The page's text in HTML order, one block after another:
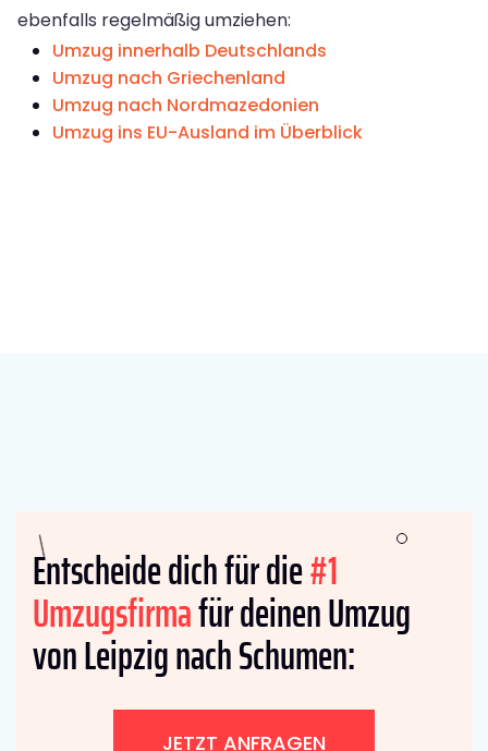
ebenfalls regelmäßig umziehen:
Umzug innerhalb Deutschlands
Umzug nach Griechenland
Umzug nach Nordmazedonien
Umzug ins EU-Ausland im Überblick
Entscheide dich für die#1
Umzugsfirmafür deinen Umzug
von Leipzig nach Schumen:
JETZT ANFRAGEN